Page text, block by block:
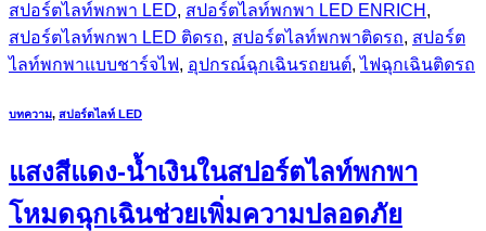
สปอร์ตไลท์พกพา LED, สปอร์ตไลท์พกพา LED ENRICH ,
สปอร์ตไลท์พกพา LED ติดรถ, สปอร์ตไลท์พกพาติดรถ, สปอร์ต
ไลท์พกพาแบบชาร์จไฟ, อุปกรณ์ฉุกเฉินรถยนต์,ไฟฉุกเฉินติดรถ
บทความ, สปอร์ตไลท์ LED
แสงสีแดง-น้ำเงินในสปอร์ตไลท์พกพา
โหมดฉุกเฉินช่วยเพิ่มความปลอดภัย